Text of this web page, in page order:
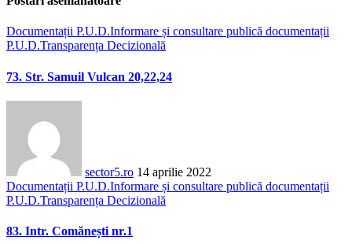
Documentații P.U.D.Informare și consultare publică documentații
P.U.D.Transparența Decizională
73. Str. Samuil Vulcan 20,22,24
sector5.ro 14 aprilie 2022
Documentații P.U.D.Informare și consultare publică documentații
P.U.D.Transparența Decizională
83. Intr. Comănești nr.1